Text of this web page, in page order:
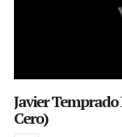
Javier
Cero)